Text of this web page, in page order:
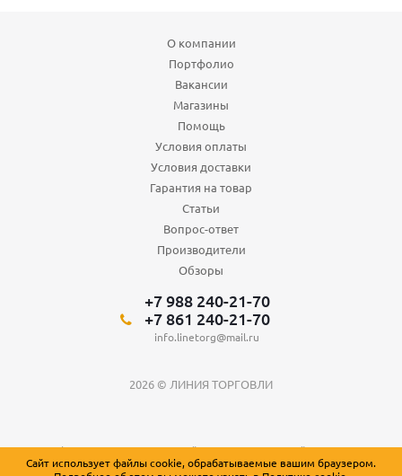
О компании
Портфолио
Вакансии
Магазины
Помощь
Условия оплаты
Условия доставки
Гарантия на товар
Статьи
Вопрос-ответ
Производители
Обзоры
+7 988 240-21-70
+7 861 240-21-70
info.linetorg@mail.ru
2026 © ЛИНИЯ ТОРГОВЛИ
Вся информация о товарах на сайте носит справочный характер и не
является публичной офертой, определяемой положениями Статьи 437
Сайт использует файлы cookie, обрабатываемые вашим браузером.